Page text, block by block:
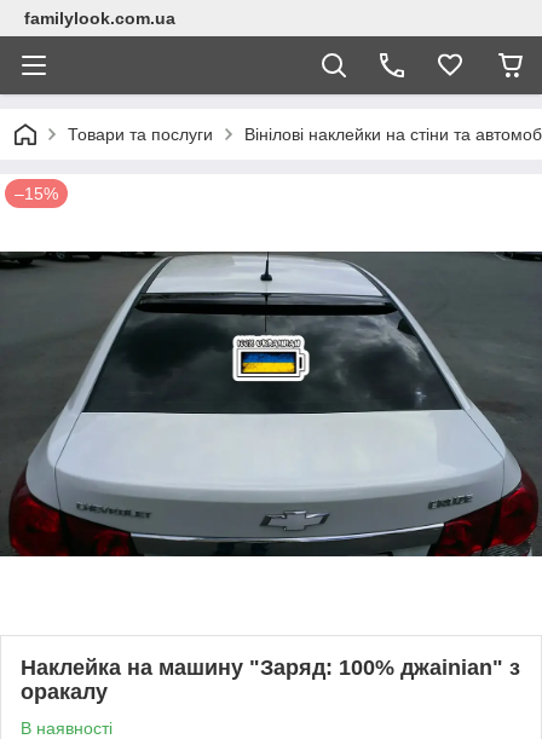
familylook.com.ua
Товари та послуги Вінілові наклейки на стіни та
–15%
Наклейка на машину "Заряд: 100% джаinian" з
оракалу
В наявності